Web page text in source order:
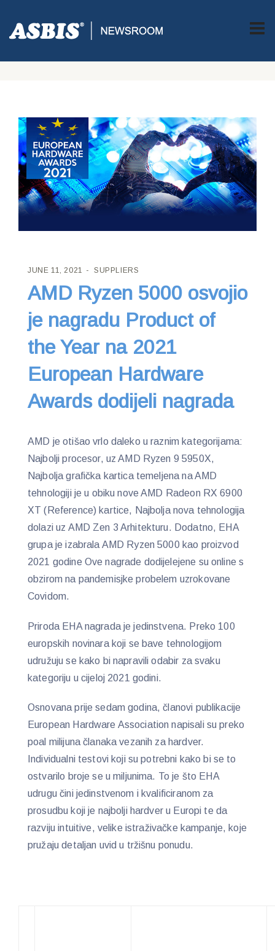
ASBIS CROATIA> SUPPLIERS> AMD RYZEN 5000 OSVOJIO JE
NAGRADU PRODUCT OF THE YEAR NA 2021 EUROPEAN
JUNE 11, 2021 SUPPLIERS
AMD Ryzen 5000 osvojio
je nagradu Product of
the Year na 2021
European Hardware
Awards dodijeli nagrada
AMD je otišao vrlo daleko u raznim kategorijama:
Najbolji procesor, uz AMD Ryzen 9 5950X,
Najbolja grafička kartica temeljena na AMD
tehnologiji je u obiku nove AMD Radeon RX 6900
XT (Reference) kartice, Najbolja nova tehnologija
dolazi uz AMD Zen 3 Arhitekturu. Dodatno, EHA
grupa je izabrala AMD Ryzen 5000 kao proizvod
2021 godine Ove nagrade dodijelejene su online s
obzirom na pandemisjke probelem uzrokovane
Covidom.
Priroda EHA nagrada je jedinstvena. Preko 100
europskih novinara koji se bave tehnologijom
udružuju se kako bi napravili odabir za svaku
kategoriju u cijeloj 2021 godini.
Osnovana prije sedam godina, članovi publikacije
European Hardware Association napisali su preko
poal milijuna članaka vezanih za hardver.
Individualni testovi koji su potrebni kako bi se to
ostvarilo broje se u miljunima. To je što EHA
udrugu čini jedinstvenom i kvalificiranom za
prosudbu koji je najbolji hardver u Europi te da
razviju intuitive, velike istraživačke kampanje, koje
pružaju detaljan uvid u tržišnu ponudu.